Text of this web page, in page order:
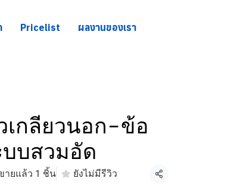
Pricelist ผลงานของเรา
เกลียวนอก-ข้อ
บสวมอัด
ายแล้ว 1 ชิ้น ยังไม่มีรีวิว แชร์